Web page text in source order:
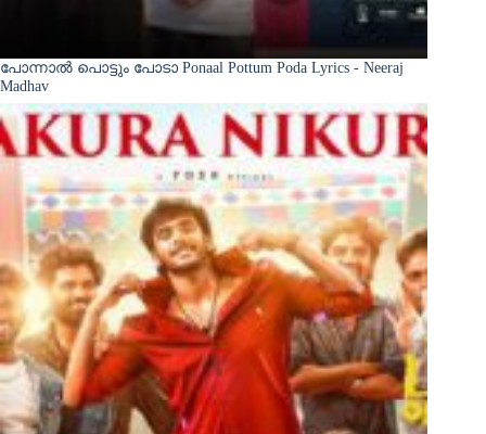
പോന്നാൽ പൊട്ടും പോടാ Ponaal Pottum Poda Lyrics - Neeraj
Madhav